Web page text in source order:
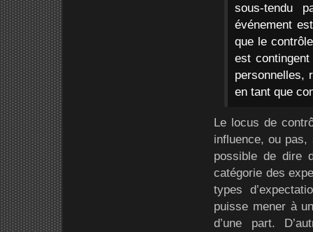
sous-tendu
événement
que le
est
personnelles,
en tant que
Le locus de
influence, ou pas,
possible de dire
catégorie des
types
puisse mener à
d’une part.